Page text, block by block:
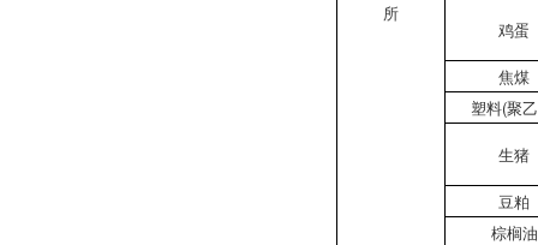
所
鸡蛋
焦煤
塑料(聚
生猪
豆粕
棕榈油